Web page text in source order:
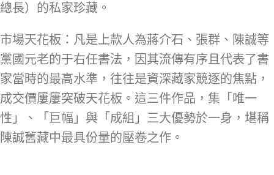
總長）的私家珍藏。
市場天花板：凡是上款人為蔣介石、張群、陳誠等
黨國元老的于右任書法，因其流傳有序且代表了書
家當時的最高水準，往往是資深藏家競逐的焦點，
成交價屢屢突破天花板。這三件作品，集「唯一
性」、「巨幅」與「成組」三大優勢於一身，堪稱
陳誠舊藏中最具份量的壓卷之作。